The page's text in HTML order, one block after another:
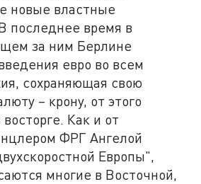
новые властные
последнее время в
за ним Берлине
евро во всем
сохраняющая свою
– крону, от этого
Как и от
ФРГ Ангелой
Европы",
многие в Восточной,